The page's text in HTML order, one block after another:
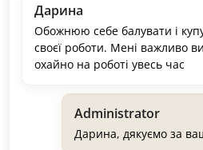
Дарина
Обожнюю себе балувати і
своєї роботи. Мені важливо
охайно на роботі увесь час
Administrator
Дарина, дякуємо за